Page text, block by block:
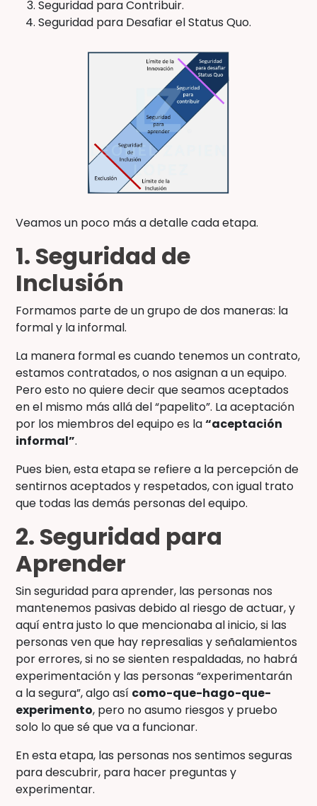
Seguridad para Contribuir.
Seguridad para Desafiar el Status Quo.
Veamos un poco más a detalle cada etapa.
1. Seguridad de
Inclusión
Formamos parte de un grupo de dos maneras: la
formal y la informal.
La manera formal es cuando tenemos un contrato,
estamos contratados, o nos asignan a un equipo.
Pero esto no quiere decir que seamos aceptados
en el mismo más allá del “papelito”. La aceptación
por los miembros del equipo es la“aceptación
informal”.
Pues bien, esta etapa se refiere a la percepción de
sentirnos aceptados y respetados, con igual trato
que todas las demás personas del equipo.
2. Seguridad para
Aprender
Sin seguridad para aprender, las personas nos
mantenemos pasivas debido al riesgo de actuar, y
aquí entra justo lo que mencionaba al inicio, si las
personas ven que hay represalias y señalamientos
por errores, si no se sienten respaldadas, no habrá
experimentación y las personas “experimentarán
a la segura”, algo así como-que-hago-que-
experimento, pero no asumo riesgos y pruebo
solo lo que sé que va a funcionar.
En esta etapa, las personas nos sentimos seguras
para descubrir, para hacer preguntas y
experimentar.